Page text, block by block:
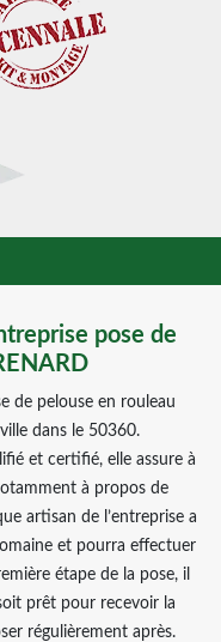
pose de
de pelouse en rouleau
dans le 50360.
et certifié, elle assure à
à propos de
artisan de l’entreprise a
et pourra effectuer
étape de la pose, il
prêt pour recevoir la
régulièrement après.